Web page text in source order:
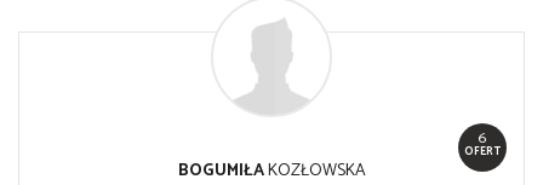
6
OFERT
BOGUMIŁAKOZŁOWSKA